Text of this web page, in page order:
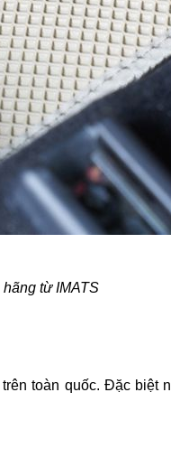
từ IMATS
toàn quốc. Đặc biệt